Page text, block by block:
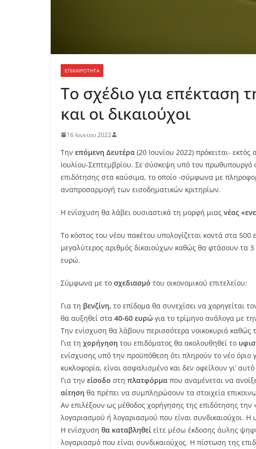
ΕΠΙΚΑΙΡΟΤΗΤΑ
Το σχέδιο για επέκταση
και οι δικαιούχοι
16 Ιουνίου 2022
Την επόμενη Δευτέρα (20 Ιουνίου 2022) πρόκειται-
Ιουλίου-Σεπτεμβρίου. Σε σύσκεψη υπό τον πρωθυπουργό
επιδότησης στα καύσιμα, το οποίο -σύμφωνα με
αναπροσαρμογή των εισοδηματικών κριτηρίων.
Η ενίσχυση θα λάβει ουσιαστικά τη μορφή μιας νέας
Το κόστος του νέου πακέτου υπολογίζεται κοντά στα
μεγαλύτερος αριθμός δικαιούχων καθώς θα φτάσουν τα
ευρώ.
Σύμφωνα με το σχεδιασμό του οικονομικού επιτελείου:
Για τη βενζίνη, το επίδομα θα συνεχίσει να χορηγείται
θα αυξηθεί στα 40-60 ευρώ για το τρίμηνο ανάλογα με
Την ενίσχυση θα λάβουν περισσότερα νοικοκυριά καθώς
Για τη χορήγηση του επιδόματος θα ακολουθηθεί το
ενίσχυσης υπό την προϋπόθεση ότι πληρούν το νέο όριο
κυκλοφορία, είναι ασφαλισμένο και δεν οφείλουν γι’
Για την είσοδο στη πλατφόρμα που αναμένεται να
αίτηση θα πρέπει να συμπληρώσουν τα στοιχεία
Αν επιλέξουν ως μέθοδος χορήγησης της επιδότησης
λογαριασμού ή λογαριασμού που είναι συνδικαιούχοι.
Η ενίσχυση θα καταβληθεί είτε μέσω έκδοσης άυλης
λογαριασμό που είναι συνδικαιούχος. Η πίστωση της